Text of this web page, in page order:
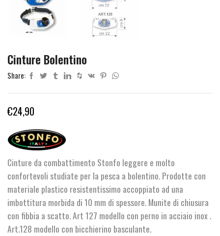
Cinture Bolentino
Share:
€24,90
Cinture da combattimento Stonfo leggere e molto
confortevoli studiate per la pesca a bolentino. Prodotte con
materiale plastico resistentissimo accoppiato ad una
imbottitura morbida di 10 mm di spessore. Munite di chiusura
con fibbia a scatto. Art 127 modello con perno in acciaio inox .
Art.128 modello con bicchierino basculante.